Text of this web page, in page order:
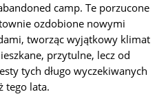
camp. Te porzucone
ozdobione nowymi
tworząc wyjątkowy klimat
przytulne, lecz od
tych długo wyczekiwanych
tego lata.